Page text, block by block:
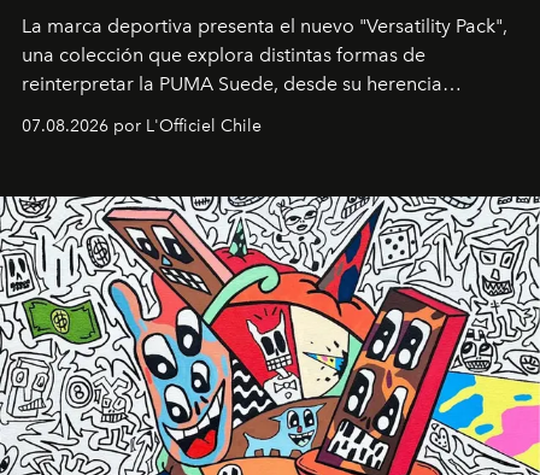
La marca deportiva presenta el nuevo "Versatility Pack",
una colección que explora distintas formas de
reinterpretar la PUMA Suede, desde su herencia
deportiva hasta una mirada moderna inspirada en el
diseño y el universo outdoor.
07.08.2026 por L'Officiel Chile